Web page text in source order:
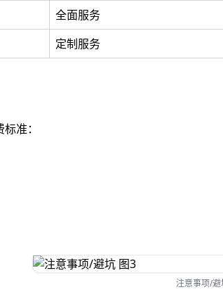
全面服务
定制服务
准：
注意事项/避